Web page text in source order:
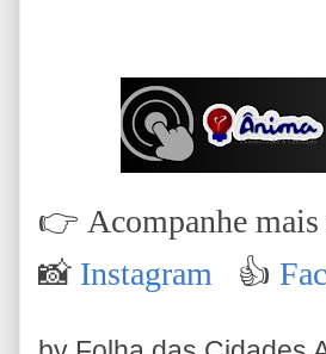
👉 Acompanhe
📸 Instagram 👍